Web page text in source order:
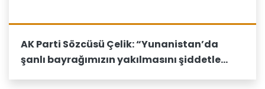
AK Parti Sözcüsü Çelik: “Yunanistan’da
şanlı bayrağımızın yakılmasını şiddetle